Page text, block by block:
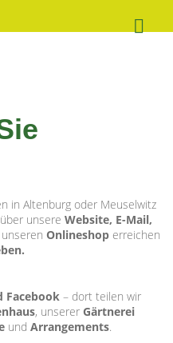
in Altenburg oder Meuselwitz
unsere Website, E-Mail,
Onlineshop erreichen
Facebook – dort teilen wir
, unserer Gärtnerei
und Arrangements.